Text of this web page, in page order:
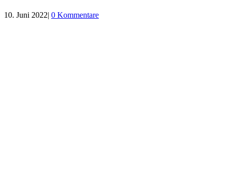
10. Juni 2022| 0 Kommentare